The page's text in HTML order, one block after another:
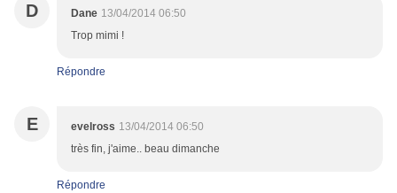
D Dane 13/04/2014 06:50
Trop mimi !
Répondre
E evelross 13/04/2014 06:50
très fin, j'aime.. beau dimanche
Répondre